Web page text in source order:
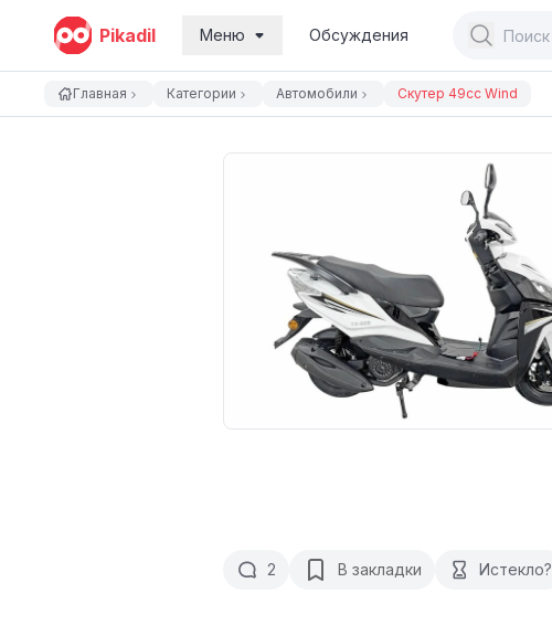
Pikadil Меню Обсуждения
Главная Категории Автомобили Скутер 49cc Wind
2 В закладки Истекло?